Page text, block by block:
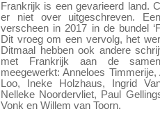
Frankrijk is een gevarieerd land.
er niet over uitgeschreven.
verscheen in 2017 in de bundel
Dit vroeg om een vervolg, het
Ditmaal hebben ook andere
met Frankrijk aan de
meegewerkt: Anneloes
Loo, Ineke Holzhaus, Ingrid
Nelleke Noordervliet, Paul
Vonk en Willem van Toorn.